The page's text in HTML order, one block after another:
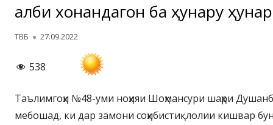
Ҷалби хонандагон ба ҳунару
Автор
ТВБ Опубликовано
27.09.2022
538
Таълимгоҳи №48-уми ноҳияи Шоҳмансури шаҳри
мебошад, ки дар замони соҳибистиқлолии кишвар